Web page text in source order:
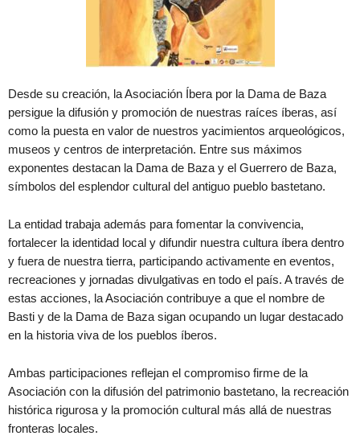
Desde su creación, la Asociación Íbera por la Dama de Baza
persigue la difusión y promoción de nuestras raíces íberas, así
como la puesta en valor de nuestros yacimientos arqueológicos,
museos y centros de interpretación. Entre sus máximos
exponentes destacan la Dama de Baza y el Guerrero de Baza,
símbolos del esplendor cultural del antiguo pueblo bastetano.
La entidad trabaja además para fomentar la convivencia,
fortalecer la identidad local y difundir nuestra cultura íbera dentro
y fuera de nuestra tierra, participando activamente en eventos,
recreaciones y jornadas divulgativas en todo el país. A través de
estas acciones, la Asociación contribuye a que el nombre de
Basti y de la Dama de Baza sigan ocupando un lugar destacado
en la historia viva de los pueblos íberos.
Ambas participaciones reflejan el compromiso firme de la
Asociación con la difusión del patrimonio bastetano, la recreación
histórica rigurosa y la promoción cultural más allá de nuestras
fronteras locales.